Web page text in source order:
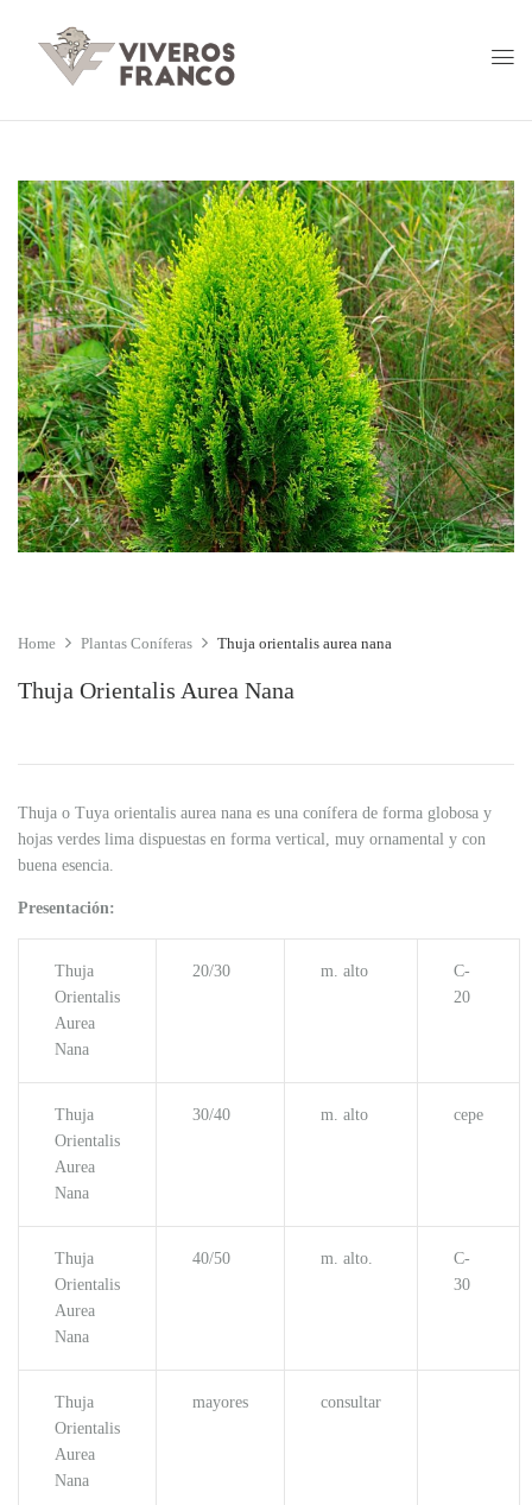
Home Plantas Coníferas Thuja orientalis aurea nana
Thuja Orientalis Aurea Nana
Thuja o Tuya orientalis aurea nana es una conífera de forma globosa y
hojas verdes lima dispuestas en forma vertical, muy ornamental y con
buena esencia.
Presentación:
Thuja
Orientalis
Aurea
Nana
20/30 m. alto
C-
20
Thuja
Orientalis
Aurea
Nana
30/40 m. alto cepe
Thuja
Orientalis
Aurea
Nana
40/50 m. alto.
C-
30
Thuja
Orientalis
Aurea
Nana
mayores consultar